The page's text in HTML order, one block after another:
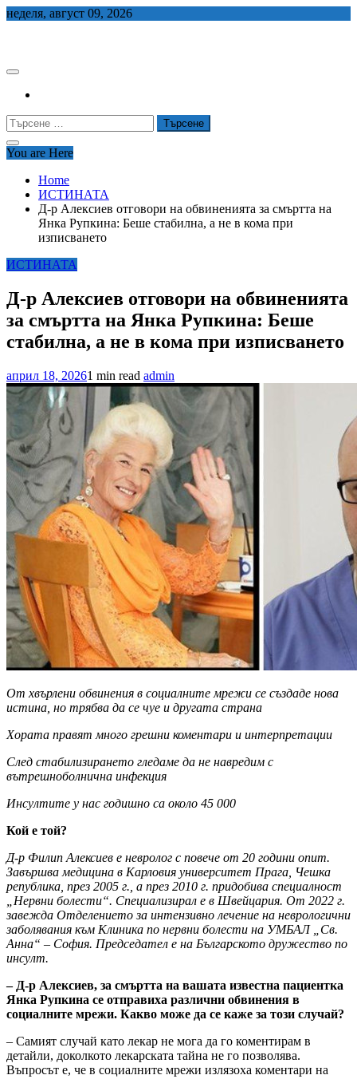
Skip
неделя, август 09, 2026
Търсене
за:
You are Here
Home
ИСТИНАТА
Д-р Алексиев отговори на обвиненията за смъртта на
Янка Рупкина: Беше стабилна, а не в кома при
изписването
ИСТИНАТА
Д-р Алексиев отговори на обвиненията
за смъртта на Янка Рупкина: Беше
стабилна, а не в кома при изписването
април 18, 20261 min read admin
От хвърлени обвинения в социалните мрежи се създаде нова
истина, но трябва да се чуе и другата страна
Хората правят много грешни коментари и интерпретации
След стабилизирането гледаме да не навредим с
вътрешноболнична инфекция
Инсултите у нас годишно са около 45 000
Кой е той?
Д-р Филип Алексиев е невролог с повече от 20 години опит.
Завършва медицина в Карловия университет Прага, Чешка
република, през 2005 г., а през 2010 г. придобива специалност
„Нервни болести“. Специализирал е в Швейцария. От 2022 г.
завежда Отделението за интензивно лечение на неврологични
заболявания към Клиника по нервни болести на УМБАЛ „Св.
Анна“ – София. Председател е на Българското дружество по
инсулт.
– Д-р Алексиев, за смъртта на вашата известна пациентка
Янка Рупкина се отправиха различни обвинения в
социалните мрежи. Какво може да се каже за този случай?
– Самият случай като лекар не мога да го коментирам в
детайли, доколкото лекарската тайна не го позволява.
Въпросът е, че в социалните мрежи излязоха коментари на